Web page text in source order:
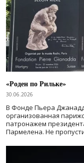
«Роден по Рильке»
30.06.2026
В Фонде Пьера
организованная
патронажем
Пармелена. Не